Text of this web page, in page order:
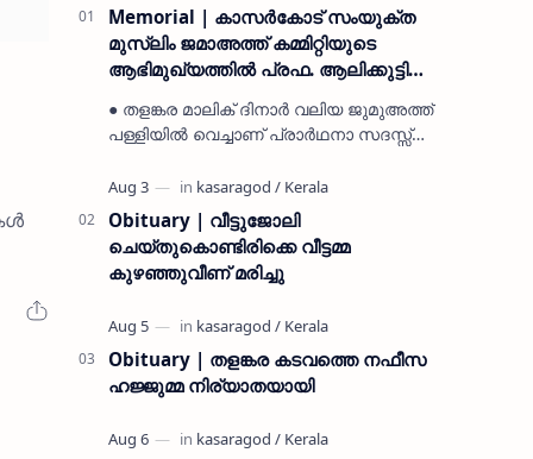
Memorial | കാസർകോട് സംയുക്ത
മുസ്ലിം ജമാഅത്ത് കമ്മിറ്റിയുടെ
ആഭിമുഖ്യത്തിൽ പ്രഫ. ആലിക്കുട്ടി
മുസ്ലിയാർ അനുസ്മരണം നടത്തി
● തളങ്കര മാലിക് ദിനാർ വലിയ ജുമുഅത്ത്
പള്ളിയിൽ വെച്ചാണ് പ്രാർഥനാ സദസ്സ്
ഉമർ മുസ്ലിയാർ പരിപാടിക്ക് നേതൃത്വം
നൽകി കാസ…
Obituary | വീട്ടുജോലി
ചെയ്തുകൊണ്ടിരിക്കെ വീട്ടമ്മ
കുഴഞ്ഞുവീണ് മരിച്ചു
Obituary | തളങ്കര കടവത്തെ നഫീസ
ഹജ്ജുമ്മ നിര്യാതയായി